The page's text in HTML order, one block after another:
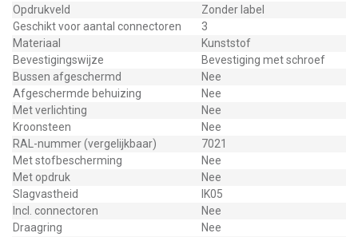
Opdrukveld
Zonder label
Geschikt voor aantal connectoren
3
Materiaal
Kunststof
Bevestigingswijze
Bevestiging met schroef
Bussen afgeschermd
Nee
Afgeschermde behuizing
Nee
Met verlichting
Nee
Kroonsteen
Nee
RAL-nummer (vergelijkbaar)
7021
Met stofbescherming
Nee
Met opdruk
Nee
Slagvastheid
IK05
Incl. connectoren
Nee
Draagring
Nee